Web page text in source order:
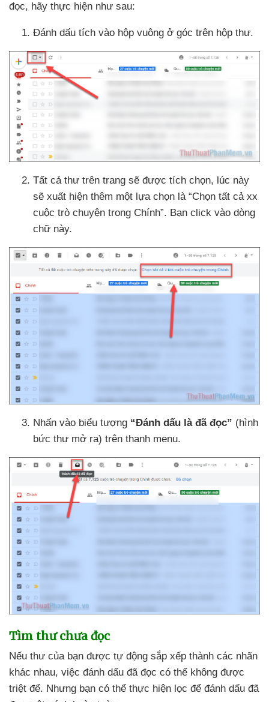
đọc, hãy thực hiện như sau:
Đánh dấu tích vào hộp vuông ở góc trên hộp thư.
Tất cả thư trên trang sẽ được tích chọn, lúc này
sẽ xuất hiện thêm một lựa chọn là “Chọn tất cả xx
cuộc trò chuyện trong Chính”. Bạn click vào dòng
chữ này.
Nhấn vào biểu tượng “Đánh dấu là đã đọc” (hình
bức thư mở ra) trên thanh menu.
Tìm thư chưa đọc
Nếu thư của bạn được tự động sắp xếp thành các nhãn
khác nhau, việc đánh dấu đã đọc có thể không được
triệt để. Nhưng bạn có thể thực hiện lọc để đánh dấu đã